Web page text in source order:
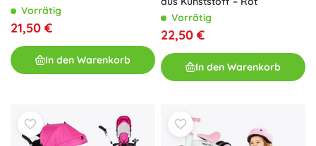
Vorrätig
21,50 €
In den Warenkorb
Vorrätig
22,50 €
In den Warenkorb